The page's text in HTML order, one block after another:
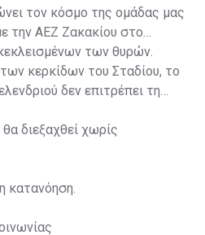
τον κόσμο της ομάδας μας
την ΑΕΖ Ζακακίου στο
των θυρών.
κερκίδων του Σταδίου, το
δεν επιτρέπει τη
διεξαχθεί χωρίς
κατανόηση.